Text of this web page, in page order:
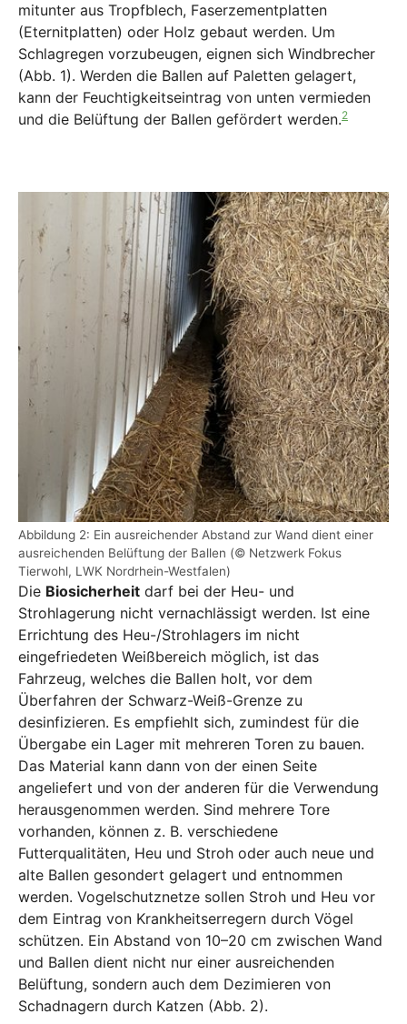
mitunter aus Tropfblech, Faserzementplatten
(Eternitplatten) oder Holz gebaut werden. Um
Schlagregen vorzubeugen, eignen sich Windbrecher
(Abb. 1). Werden die Ballen auf Paletten gelagert,
kann der Feuchtigkeitseintrag von unten vermieden
und die Belüftung der Ballen gefördert werden.2
Show larger version
Abbildung 2: Ein ausreichender Abstand zur Wand dient einer
ausreichenden Belüftung der Ballen (© Netzwerk Fokus
Tierwohl, LWK Nordrhein-Westfalen)
Die Biosicherheit darf bei der Heu- und
Strohlagerung nicht vernachlässigt werden. Ist eine
Errichtung des Heu-/Strohlagers im nicht
eingefriedeten Weißbereich möglich, ist das
Fahrzeug, welches die Ballen holt, vor dem
Überfahren der Schwarz-Weiß-Grenze zu
desinfizieren. Es empfiehlt sich, zumindest für die
Übergabe ein Lager mit mehreren Toren zu bauen.
Das Material kann dann von der einen Seite
angeliefert und von der anderen für die Verwendung
herausgenommen werden. Sind mehrere Tore
vorhanden, können z. B. verschiedene
Futterqualitäten, Heu und Stroh oder auch neue und
alte Ballen gesondert gelagert und entnommen
werden. Vogelschutznetze sollen Stroh und Heu vor
dem Eintrag von Krankheitserregern durch Vögel
schützen. Ein Abstand von 10–20 cm zwischen Wand
und Ballen dient nicht nur einer ausreichenden
Belüftung, sondern auch dem Dezimieren von
Schadnagern durch Katzen (Abb. 2).